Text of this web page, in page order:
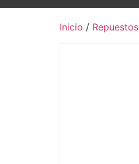
Inicio / Repuestos